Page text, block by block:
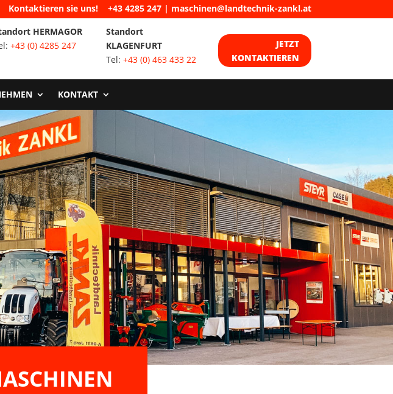
Kontaktieren sie uns! +43 4285 247| maschinen@landtechnik-zankl.at
HERMAGOR
+43 (0) 4285 247
Standort
KLAGENFURT
Tel: +43 (0) 463 433 22
JETZT
KONTAKTIEREN
KONTAKT